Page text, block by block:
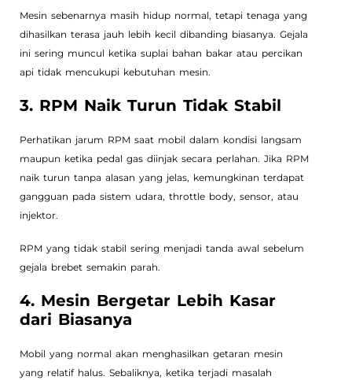
Mesin sebenarnya masih hidup normal, tetapi tenaga yang
dihasilkan terasa jauh lebih kecil dibanding biasanya. Gejala
ini sering muncul ketika suplai bahan bakar atau percikan
api tidak mencukupi kebutuhan mesin.
3. RPM Naik Turun Tidak Stabil
Perhatikan jarum RPM saat mobil dalam kondisi langsam
maupun ketika pedal gas diinjak secara perlahan. Jika RPM
naik turun tanpa alasan yang jelas, kemungkinan terdapat
gangguan pada sistem udara, throttle body, sensor, atau
injektor.
RPM yang tidak stabil sering menjadi tanda awal sebelum
gejala brebet semakin parah.
4. Mesin Bergetar Lebih Kasar
dari Biasanya
Mobil yang normal akan menghasilkan getaran mesin
yang relatif halus. Sebaliknya, ketika terjadi masalah